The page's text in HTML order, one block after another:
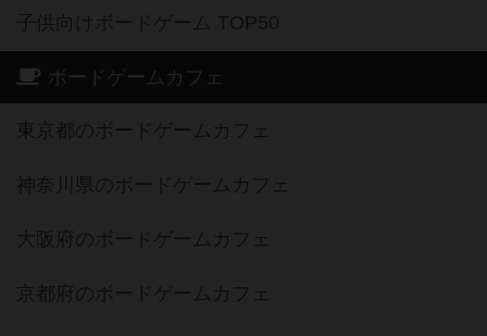
子供向けボードゲーム TOP50
ボードゲームカフェ
東京都のボードゲームカフェ
神奈川県のボードゲームカフェ
大阪府のボードゲームカフェ
京都府のボードゲームカフェ